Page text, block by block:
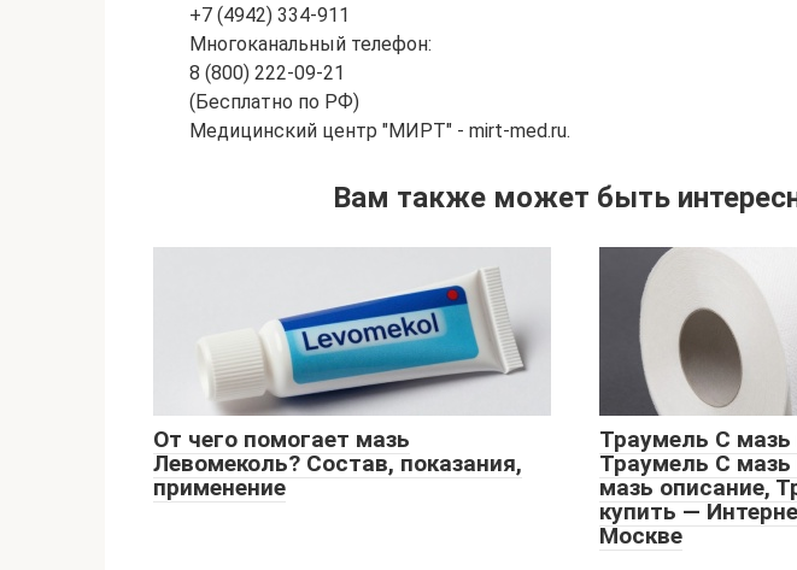
+7 (4942) 334-911
Многоканальный телефон:
8 (800) 222-09-21
(Бесплатно по РФ)
Медицинский центр "МИРТ" - mirt-med.ru.
Вам также может быть
От чего помогает мазь
Левомеколь? Состав, показания,
применение
Траумель С мазь
Траумель С
мазь описание,
купить —
Москве